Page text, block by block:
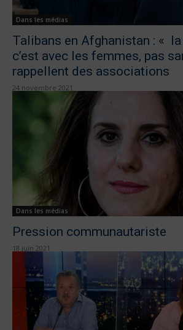
Dans les médias
Talibans en Afghanistan : «
c’est avec les femmes, pas
rappellent des associations
24 novembre 2021
Dans les médias
Pression communautariste
18 juin 2021